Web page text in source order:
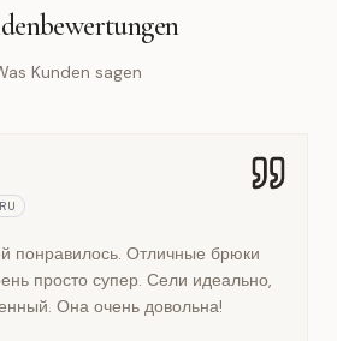
Kunden sagen
RU
понравилось. Отличные брюки
просто супер. Сели идеально,
Она очень довольна!